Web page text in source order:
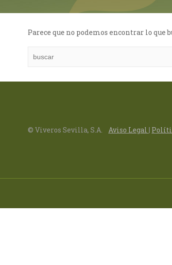
Parece que no podemos encontrar lo que
© Viveros Sevilla, S.A. Aviso Legal |